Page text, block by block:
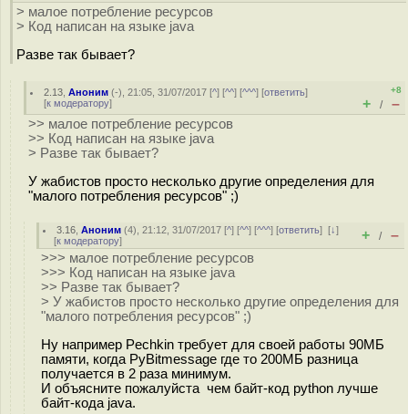
> малое потребление ресурсов
> Код написан на языке java
Разве так бывает?
2.13 ,Аноним (-), 21:05, 31/07/2017 [^] [^^] [^^^] [ответить]
[к модератору]
+8
+ / –
>> малое потребление ресурсов
>> Код написан на языке java
> Разве так бывает?
У жабистов просто несколько другие определения для
"малого потребления ресурсов" ;)
3.16 ,Аноним (4), 21:12, 31/07/2017 [^] [^^] [^^^] [ответить][↓]
[к модератору] + / –
>>> малое потребление ресурсов
>>> Код написан на языке java
>> Разве так бывает?
> У жабистов просто несколько другие определения для
"малого потребления ресурсов" ;)
Ну например Pechkin требует для своей работы 90МБ
памяти, когда PyBitmessage где то 200МБ разница
получается в 2 раза минимум.
И объясните пожалуйста чем байт-код python лучше
байт-кода java.